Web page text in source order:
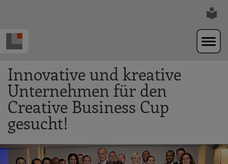
Innovative und kreative
Unternehmen für den
Creative Business Cup
gesucht!